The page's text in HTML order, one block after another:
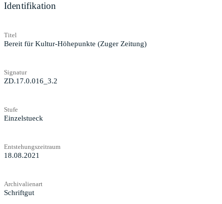
Identifikation
Titel
Bereit für Kultur-Höhepunkte (Zuger Zeitung)
Signatur
ZD.17.0.016_3.2
Stufe
Einzelstueck
Entstehungszeitraum
18.08.2021
Archivalienart
Schriftgut